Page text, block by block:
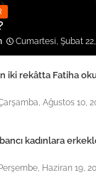
Cumartesi, Şubat 22,
iki rekâtta Fatiha
Ağustos 10,
kadınlara
Perşembe, Haziran 19,